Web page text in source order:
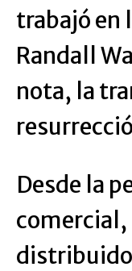
trabajó en
Randall
nota, la
Desde la
comercial,